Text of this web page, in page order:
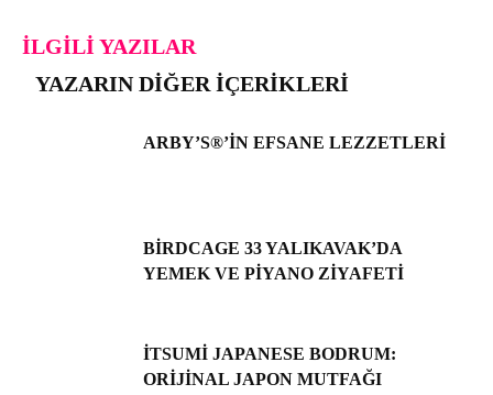
İLGILI YAZILAR
YAZARIN DIĞER İÇERIKLERI
ARBY’S®’IN EFSANE LEZZETLERI
BIRDCAGE 33 YALIKAVAK’DA
YEMEK VE PIYANO ZIYAFETI
İTSUMI JAPANESE BODRUM:
ORIJINAL JAPON MUTFAĞI